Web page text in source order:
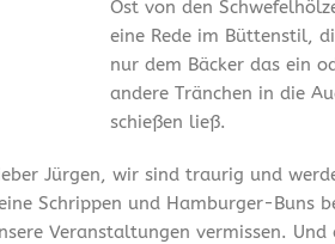
Ost von den
eine Rede im Büttenstil,
nur dem Bäcker das ein
andere Tränchen in die
schießen ließ.
Jürgen, wir sind traurig und
Schrippen und Hamburger-Buns
Veranstaltungen vermissen. Und